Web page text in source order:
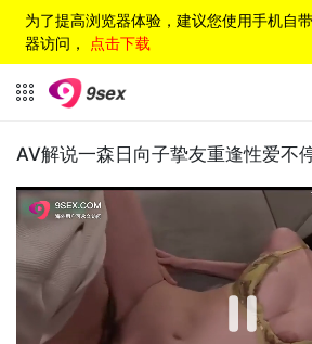
为了提高浏览器体验，建议您使用手机自
器访问， 点击下载
AV解说一森日向子挚友重逢性爱不